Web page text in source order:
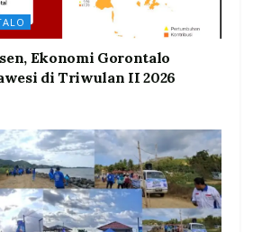
Ekonomi Gorontalo
di Triwulan II 2026